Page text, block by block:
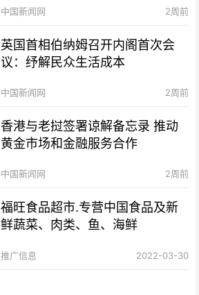
中国新闻网 2周前
英国首相伯纳姆召开内阁首次会
议：纾解民众生活成本
中国新闻网 2周前
香港与老挝签署谅解备忘录 推动
黄金市场和金融服务合作
中国新闻网 2周前
福旺食品超市.专营中国食品及新
鲜蔬菜、肉类、鱼、海鲜
推广信息 2022-03-30